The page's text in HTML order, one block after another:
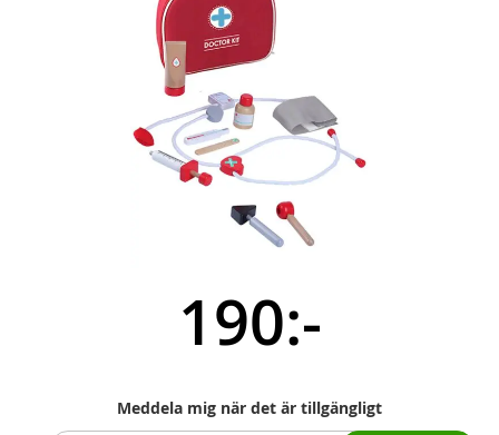
190:-
Meddela mig när det är tillgängligt